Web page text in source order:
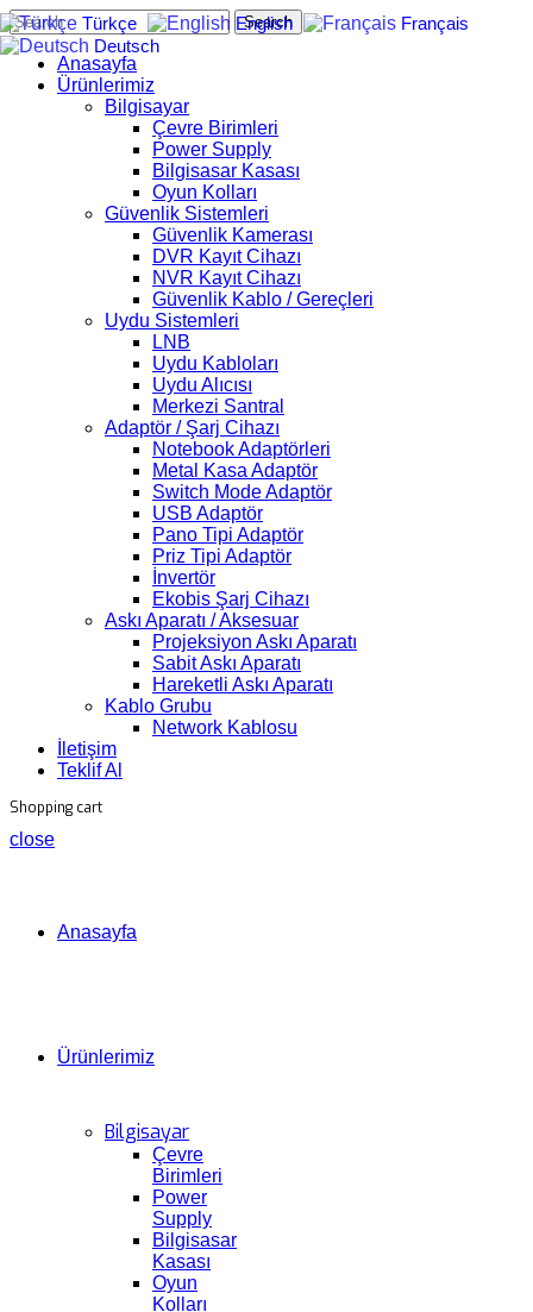
Search
Anasayfa
Ürünlerimiz
Bilgisayar
Çevre Birimleri
Power Supply
Bilgisasar Kasası
Oyun Kolları
Güvenlik Sistemleri
Güvenlik Kamerası
DVR Kayıt Cihazı
NVR Kayıt Cihazı
Güvenlik Kablo / Gereçleri
Uydu Sistemleri
LNB
Uydu Kabloları
Uydu Alıcısı
Merkezi Santral
Adaptör / Şarj Cihazı
Notebook Adaptörleri
Metal Kasa Adaptör
Switch Mode Adaptör
USB Adaptör
Pano Tipi Adaptör
Priz Tipi Adaptör
İnvertör
Ekobis Şarj Cihazı
Askı Aparatı / Aksesuar
Projeksiyon Askı Aparatı
Sabit Askı Aparatı
Hareketli Askı Aparatı
Kablo Grubu
Network Kablosu
İletişim
Teklif Al
Shopping cart
close
Anasayfa
Ürünlerimiz
Bilgisayar
Çevre
Birimleri
Power
Supply
Bilgisasar
Kasası
Oyun
Kolları
Türkçe English
Français
Deutsch